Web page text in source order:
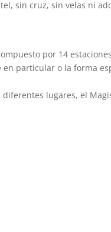
sin cruz, sin velas ni
por 14
particular o la forma
lugares, el